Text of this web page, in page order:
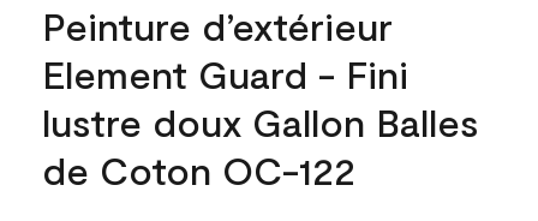
Peinture d’extérieur
Element Guard - Fini
lustre doux Gallon Balles
de Coton OC-122